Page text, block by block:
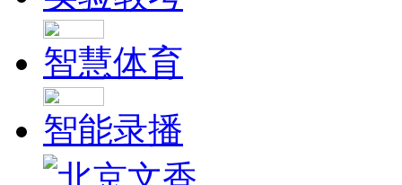
智慧体育
智能录播